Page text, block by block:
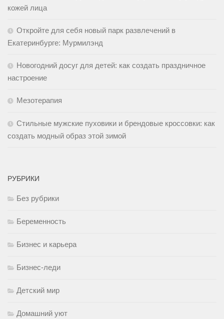
кожей лица
Откройте для себя новый парк развлечений в
Екатеринбурге: Мурмилэнд
Новогодний досуг для детей: как создать праздничное
настроение
Мезотерапия
Стильные мужские пуховики и брендовые кроссовки: как
создать модный образ этой зимой
РУБРИКИ
Без рубрики
Беременность
Бизнес и карьера
Бизнес-леди
Детский мир
Домашний уют